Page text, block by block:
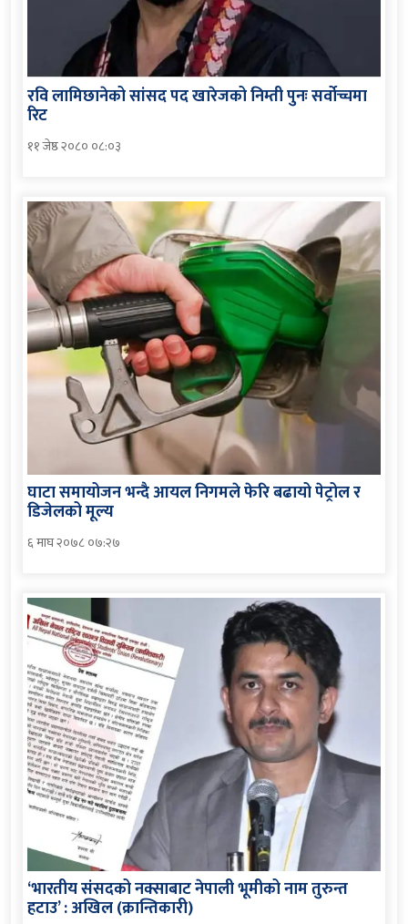
रवि लामिछानेको सांसद पद खारेजको निम्ती पुनः सर्वोच्चमा
रिट
११ जेष्ठ २०८० ०८:०३
घाटा समायोजन भन्दै आयल निगमले फेरि बढायो पेट्रोल र
डिजेलको मूल्य
६ माघ २०७८ ०७:२७
‘भारतीय संसदको नक्साबाट नेपाली भूमीको नाम तुरुन्त
हटाउ’ : अखिल (क्रान्तिकारी)